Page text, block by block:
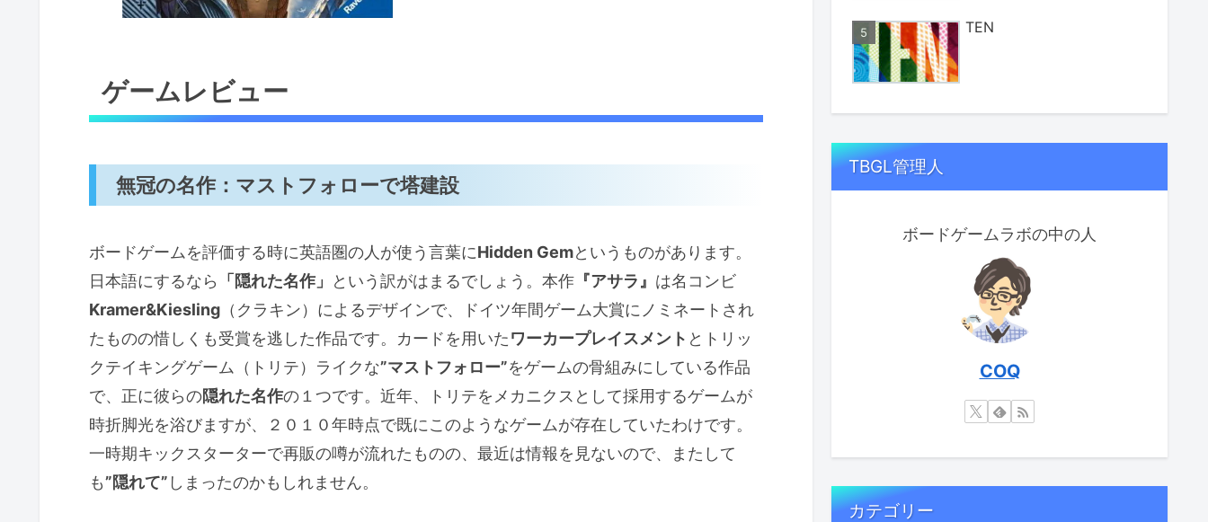
ゲームレビュー
無冠の名作：マストフォローで塔建設
ボードゲームを評価する時に英語圏の人が使う言葉にHidden Gemというものがあります。
日本語にするなら
「隠れた名作」 という訳がはまるでしょう。本作 『アサラ』 は名コンビ
Kramer&Kiesling （クラキン）によるデザインで、ドイツ年間ゲーム大賞にノミネートされ
たものの惜しくも受賞を逃した作品です。カードを用いたワーカープレイスメント とトリッ
クテイキングゲーム（トリテ）ライクな”マストフォロー”をゲームの骨組みにしている作品
で、正に彼らの隠れた名作の１つです。近年、トリテをメカニクスとして採用するゲームが
時折脚光を浴びますが、２０１０年時点で既にこのようなゲームが存在していたわけです。
一時期キックスターターで再販の噂が流れたものの、最近は情報を見ないので、またして
も”隠れて” しまったのかもしれません。
TEN
TBGL管理人
ボードゲームラボの中の人
COQ
カテゴリー